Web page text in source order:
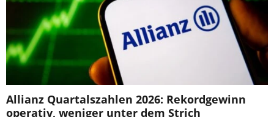
Allianz Quartalszahlen 2026: Rekordgewinn
operativ, weniger unter dem Strich